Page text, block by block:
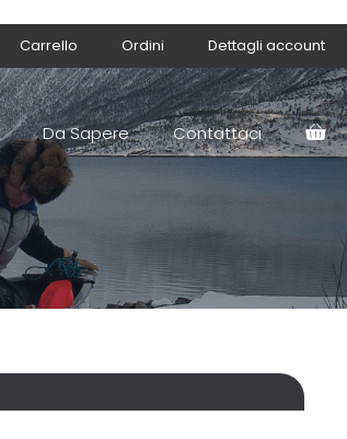
Carrello Ordini Dettagli account
Da Sapere Contattaci